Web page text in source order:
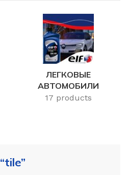
ЛЕГКОВЫЕ
АВТОМОБИЛИ
17 products